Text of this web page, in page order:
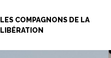
LES COMPAGNONS DE LA
LIBÉRATION